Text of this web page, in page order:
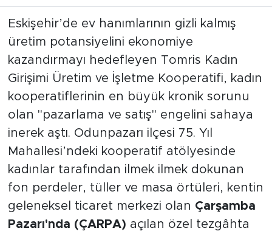
Eskişehir’de ev hanımlarının gizli kalmış
üretim potansiyelini ekonomiye
kazandırmayı hedefleyen Tomris Kadın
Girişimi Üretim ve İşletme Kooperatifi, kadın
kooperatiflerinin en büyük kronik sorunu
olan "pazarlama ve satış" engelini sahaya
inerek aştı. Odunpazarı ilçesi 75. Yıl
Mahallesi’ndeki kooperatif atölyesinde
kadınlar tarafından ilmek ilmek dokunan
fon perdeler, tüller ve masa örtüleri, kentin
geleneksel ticaret merkezi olan Çarşamba
Pazarı'nda (ÇARPA) açılan özel tezgâhta